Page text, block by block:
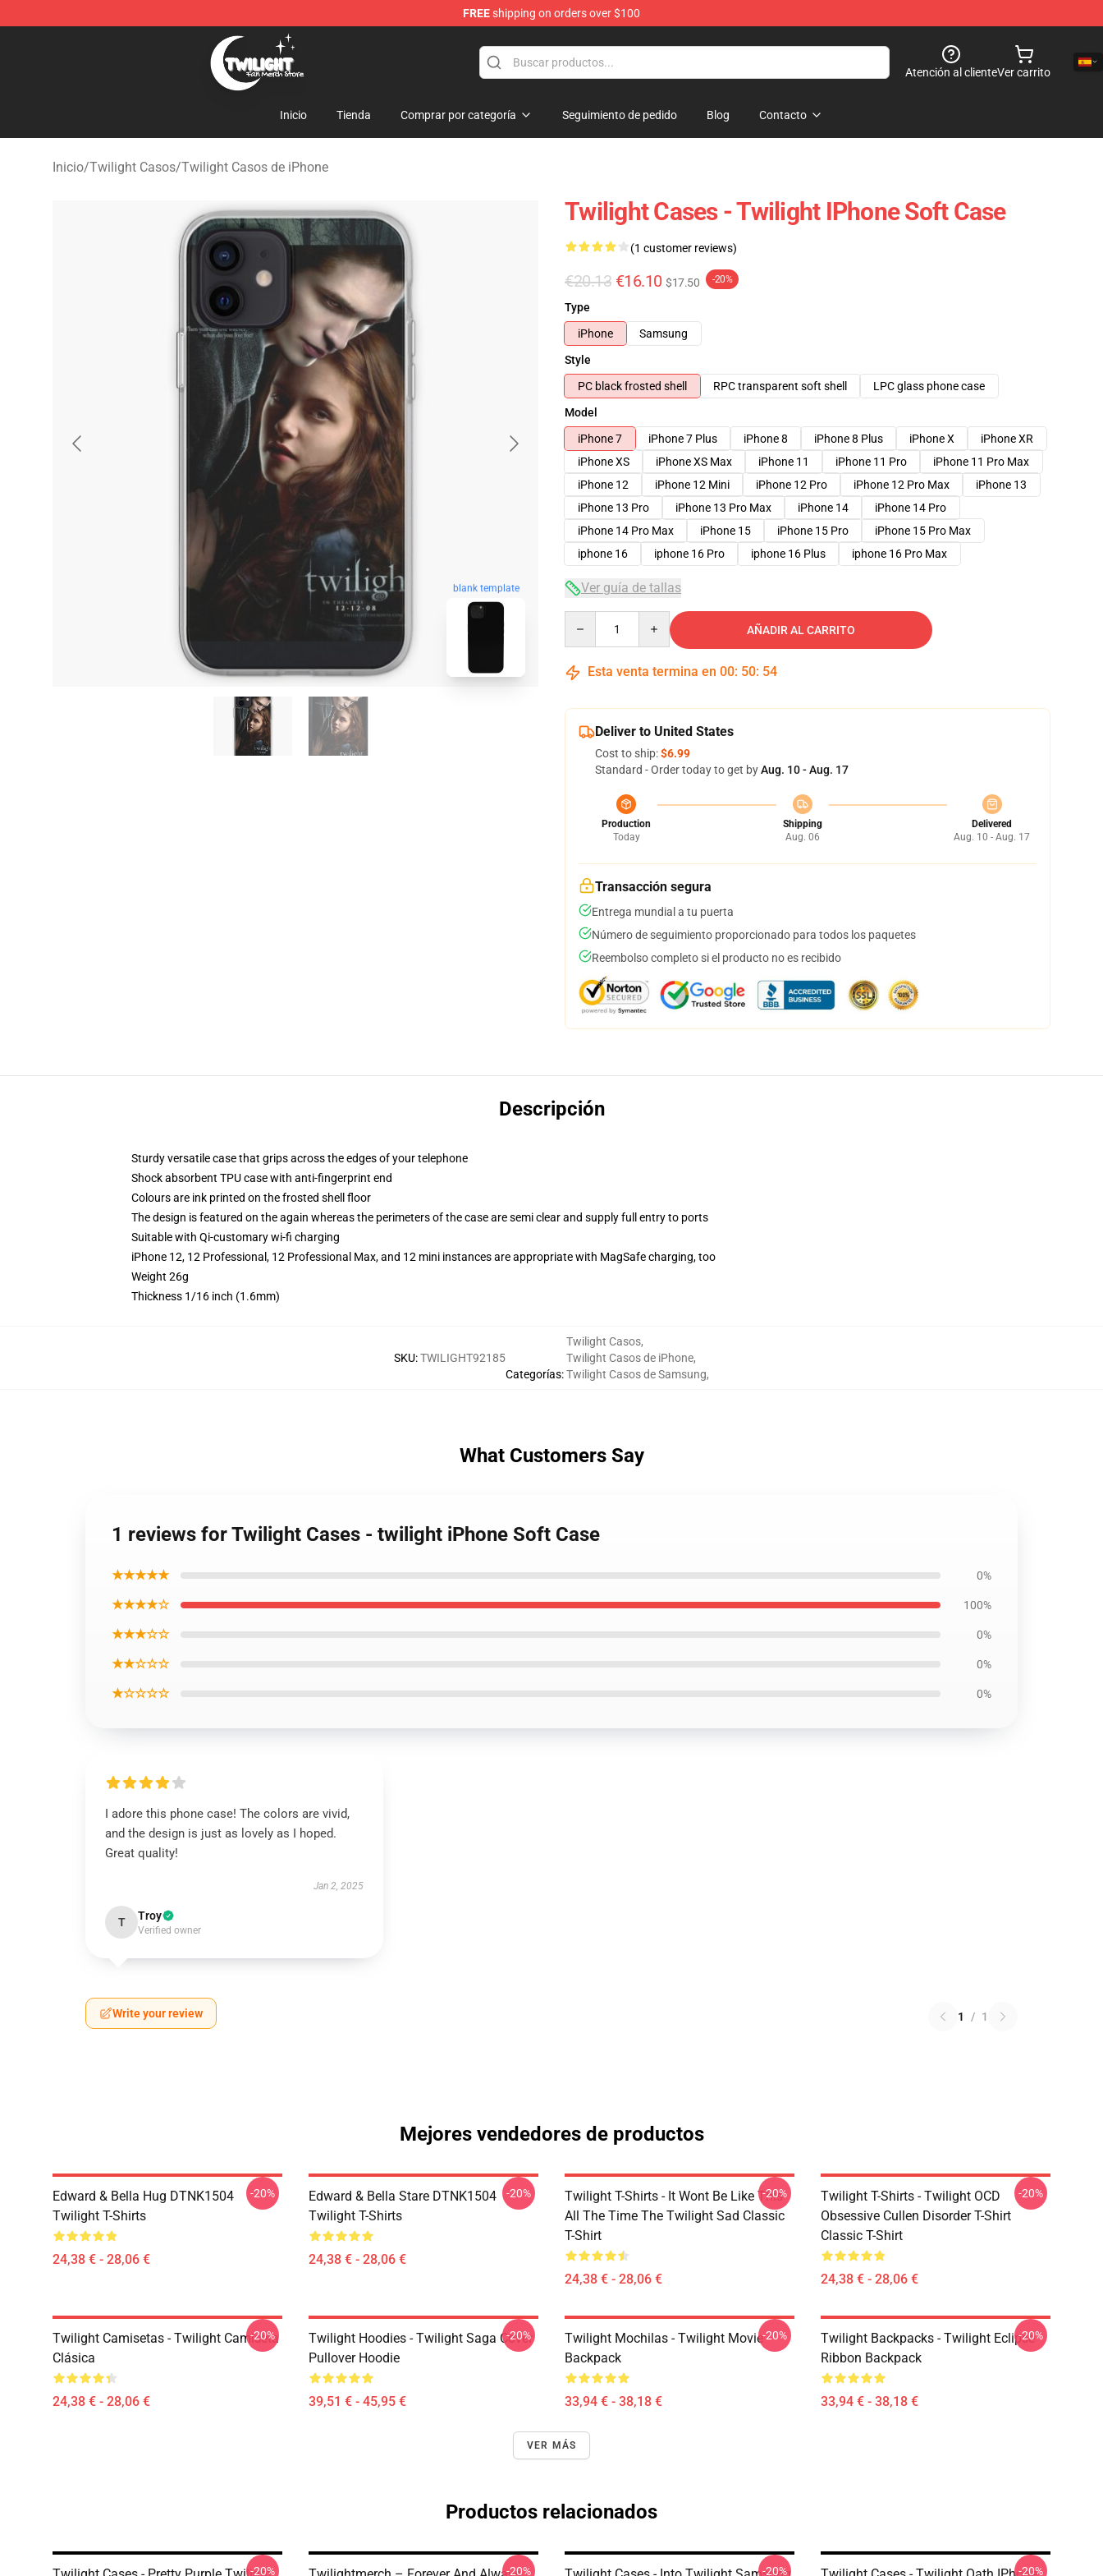
FREEshipping on orders over $100
Twilight Store - Official Twilight Merchandise Shop
Atención al clienteVer carrito
Inicio Tienda Comprar por categoría Seguimiento de pedido Blog Contacto
Inicio/Twilight Casos/Twilight Casos de iPhone
blank template
Twilight Cases - Twilight IPhone Soft Case
(1 customer reviews)
€20.13 €16.10 $17.50 -20%
Type
iPhone
Samsung
Style
PC black frosted shell
RPC transparent soft shell
LPC glass phone case
Model
iPhone 7
iPhone 7 Plus iPhone 8 iPhone 8 Plus iPhone X
iPhone XR
iPhone XS
iPhone XS Max iPhone 11 iPhone 11 Pro
iPhone 11 Pro Max
iPhone 12
iPhone 12 Mini iPhone 12 Pro iPhone 12 Pro Max
iPhone 13
iPhone 13 Pro
iPhone 13 Pro Max iPhone 14
iPhone 14 Pro
iPhone 14 Pro Max
iPhone 15 iPhone 15 Pro
iPhone 15 Pro Max
iphone 16
iphone 16 Pro iphone 16 Plus iphone 16 Pro Max
Ver guía de tallas
AÑADIR AL CARRITO
Esta venta termina en 00: 50: 53
Deliver to United States
Cost to ship:$6.99
Standard - Order today to get byAug. 10 - Aug. 17
Production
Today
Shipping
Aug. 06
Delivered
Aug. 10 - Aug. 17
Transacción segura
Entrega mundial a tu puerta
Número de seguimiento proporcionado para todos los paquetes
Reembolso completo si el producto no es recibido
Descripción
Sturdy versatile case that grips across the edges of your telephone
Shock absorbent TPU case with anti-fingerprint end
Colours are ink printed on the frosted shell floor
The design is featured on the again whereas the perimeters of the case are semi clear and supply full entry to ports
Suitable with Qi-customary wi-fi charging
iPhone 12, 12 Professional, 12 Professional Max, and 12 mini instances are appropriate with MagSafe charging, too
Weight 26g
Thickness 1/16 inch (1.6mm)
SKU:TWILIGHT92185
Categorías:
Twilight Casos,
Twilight Casos de iPhone,
Twilight Casos de Samsung,
What Customers Say
1 reviews for Twilight Cases - twilight iPhone Soft Case
★★★★★ 0%
★★★★☆ 100%
★★★☆☆ 0%
★★☆☆☆ 0%
★☆☆☆☆ 0%
I adore this phone case! The colors are vivid,
and the design is just as lovely as I hoped.
Great quality!
Jan 2, 2025
T Troy
Verified owner
Write your review 1 / 1
Mejores vendedores de productos
Edward & Bella Hug DTNK1504
Twilight T-Shirts
24,38 € - 28,06 €
-20%
Edward & Bella Stare DTNK1504
Twilight T-Shirts
24,38 € - 28,06 €
-20%
Twilight T-Shirts - It Wont Be Like This
All The Time The Twilight Sad Classic
T-Shirt
24,38 € - 28,06 €
-20%
Twilight T-Shirts - Twilight OCD
Obsessive Cullen Disorder T-Shirt
Classic T-Shirt
24,38 € - 28,06 €
-20%
Twilight Camisetas - Twilight Camiseta
Clásica
24,38 € - 28,06 €
-20%
Twilight Hoodies - Twilight Saga Cover
Pullover Hoodie
39,51 € - 45,95 €
-20%
Twilight Mochilas - Twilight Movie
Backpack
33,94 € - 38,18 €
-20%
Twilight Backpacks - Twilight Eclipse
Ribbon Backpack
33,94 € - 38,18 €
-20%
VER MÁS
Productos relacionados
-20% -20% -20% -20%